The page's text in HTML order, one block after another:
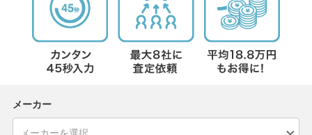
メーカー